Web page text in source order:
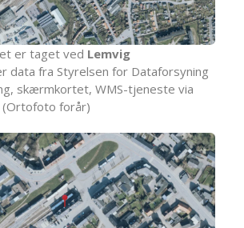
er taget ved Lemvig
data fra Styrelsen for Dataforsyning
skærmkortet, WMS-tjeneste via
(Ortofoto forår)